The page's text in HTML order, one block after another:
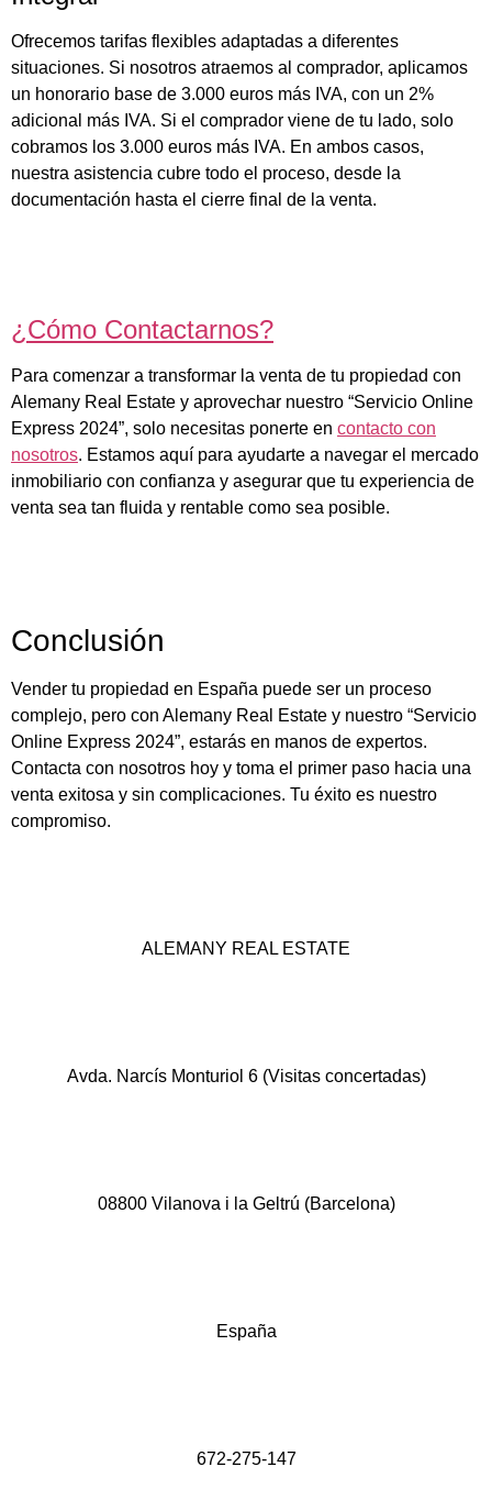
Ofrecemos tarifas flexibles adaptadas a diferentes
situaciones. Si nosotros atraemos al comprador, aplicamos
un honorario base de 3.000 euros más IVA, con un 2%
adicional más IVA. Si el comprador viene de tu lado, solo
cobramos los 3.000 euros más IVA. En ambos casos,
nuestra asistencia cubre todo el proceso, desde la
documentación hasta el cierre final de la venta.
¿Cómo Contactarnos?
Para comenzar a transformar la venta de tu propiedad con
Alemany Real Estate y aprovechar nuestro “Servicio Online
Express 2024”, solo necesitas ponerte en contacto con
nosotros. Estamos aquí para ayudarte a navegar el mercado
inmobiliario con confianza y asegurar que tu experiencia de
venta sea tan fluida y rentable como sea posible.
Conclusión
Vender tu propiedad en España puede ser un proceso
complejo, pero con Alemany Real Estate y nuestro “Servicio
Online Express 2024”, estarás en manos de expertos.
Contacta con nosotros hoy y toma el primer paso hacia una
venta exitosa y sin complicaciones. Tu éxito es nuestro
compromiso.
ALEMANY REAL ESTATE
Avda. Narcís Monturiol 6 (Visitas concertadas)
08800 Vilanova i la Geltrú (Barcelona)
España
672-275-147